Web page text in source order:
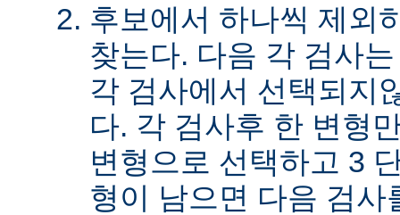
후보에서 하나씩 제외
찾는다. 다음 각 검사
각 검사에서 선택되지
다. 각 검사후 한 변형
변형으로 선택하고 3
형이 남으면 다음 검사